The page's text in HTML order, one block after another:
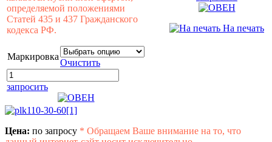
определяемой положениями
Статей 435 и 437 Гражданского
кодекса РФ.
Маркировка
Очистить
запросить
На печать
Цена: по запросу * Обращаем Ваше внимание на то, что